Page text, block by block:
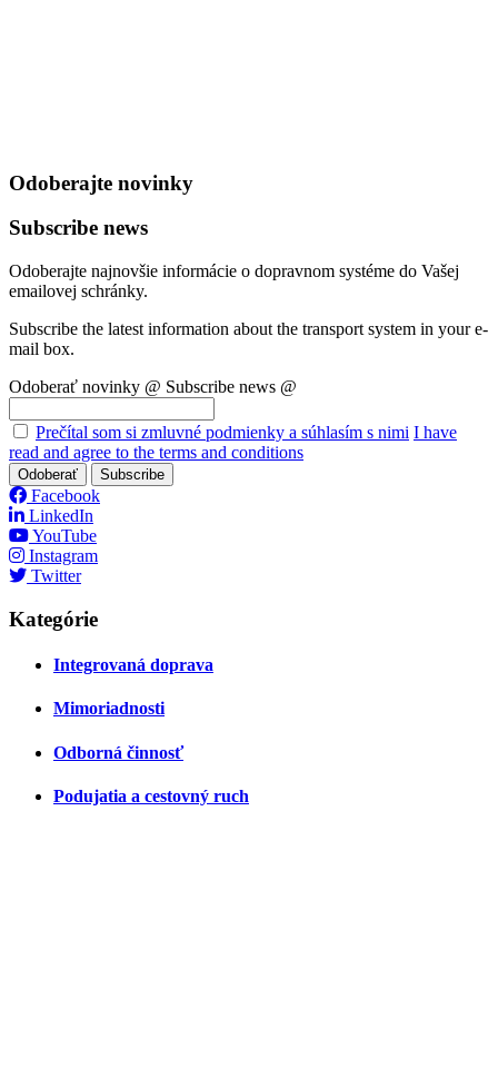
Odoberajte novinky
Subscribe news
Odoberajte najnovšie informácie o dopravnom systéme do Vašej
emailovej schránky.
Subscribe the latest information about the transport system in your e-
mail box.
Odoberať novinky @ Subscribe news @
Prečítal som si zmluvné podmienky a súhlasím s nimi I have
read and agree to the terms and conditions
Odoberať Subscribe
Facebook
LinkedIn
YouTube
Instagram
Twitter
Kategórie
Integrovaná doprava
Mimoriadnosti
Odborná činnosť
Podujatia a cestovný ruch